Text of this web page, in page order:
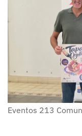
Eventos 213